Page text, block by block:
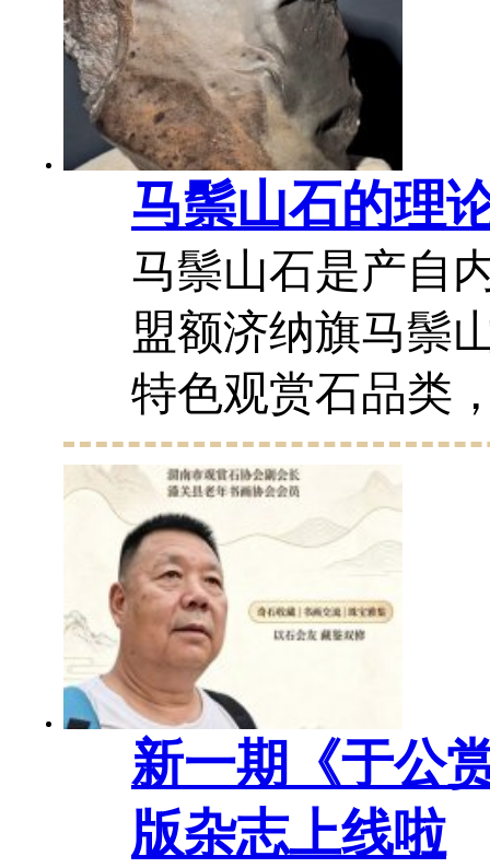
中，禅与佛教关
强调天地合一、...
马鬃山石的理
马鬃山石是产自
盟额济纳旗马鬃
特色观赏石品类
作者杜学智完成
是马鬃山石专属
化发展奠基人，
国观赏石协会...
新一期《于公
版杂志上线啦